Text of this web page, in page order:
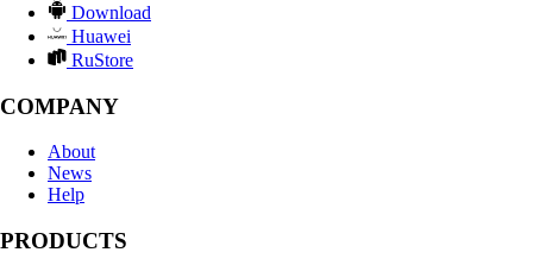
Download
Huawei
RuStore
COMPANY
About
News
Help
PRODUCTS